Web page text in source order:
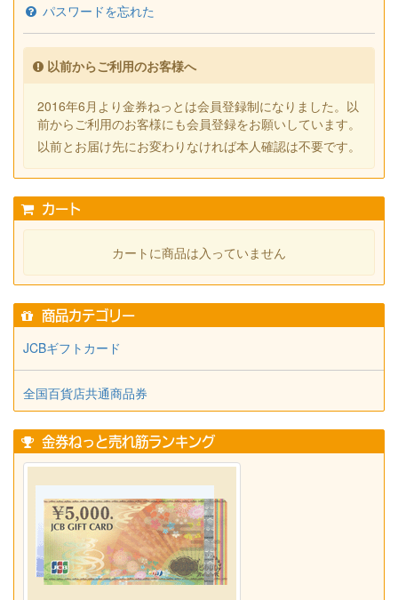
パスワードを忘れた
以前からご利用のお客様へ
2016年6月より金券ねっとは会員登録制になりました。以
前からご利用のお客様にも会員登録をお願いしています。
以前とお届け先にお変わりなければ本人確認は不要です。
カート
カートに商品は入っていません
商品カテゴリー
JCBギフトカード
全国百貨店共通商品券
金券ねっと売れ筋ランキング